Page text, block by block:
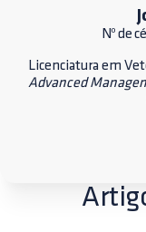
Nº de
Licenciatura em
Advanced